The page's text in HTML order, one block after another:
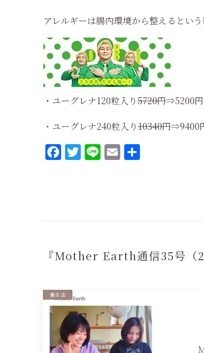
アレルギーは腸内環境から整えるとい
・ユーグレナ120粒入り5720円⇒5200円
・ユーグレナ240粒入り10340円⇒9400
Facebook
Twitter
LineEmail
『Mother Earth通信35号（
養生法